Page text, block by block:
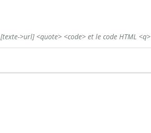
[texte->url] <quote> <code> et le code HTML <q>